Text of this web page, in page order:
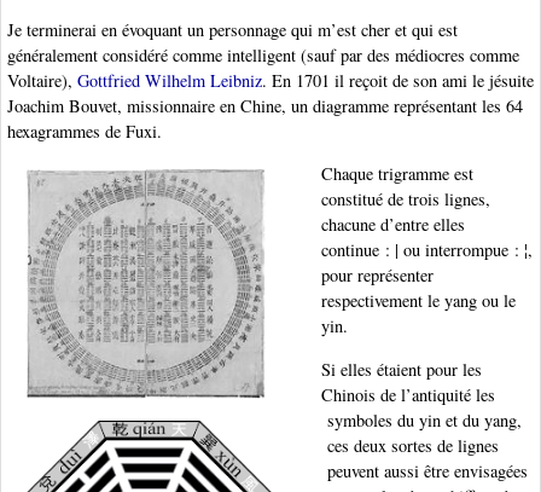
Je terminerai en évoquant un personnage qui m’est cher et qui est
généralement considéré comme intelligent (sauf par des médiocres comme
Voltaire), Gottfried Wilhelm Leibniz. En 1701 il reçoit de son ami le jésuite
Joachim Bouvet, missionnaire en Chine, un diagramme représentant les 64
hexagrammes de Fuxi.
Chaque trigramme est
constitué de trois lignes,
chacune d’entre elles
continue : | ou interrompue : ¦,
pour représenter
respectivement le yang ou le
yin.
Si elles étaient pour les
Chinois de l’antiquité les
symboles du yin et du yang,
ces deux sortes de lignes
peuvent aussi être envisagées